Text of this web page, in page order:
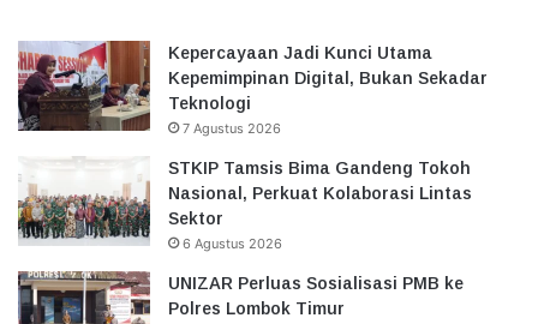
Kepercayaan Jadi Kunci Utama
Kepemimpinan Digital, Bukan Sekadar
Teknologi
7 Agustus 2026
STKIP Tamsis Bima Gandeng Tokoh
Nasional, Perkuat Kolaborasi Lintas
Sektor
6 Agustus 2026
UNIZAR Perluas Sosialisasi PMB ke
Polres Lombok Timur